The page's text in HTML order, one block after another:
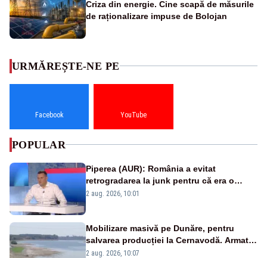
Criza din energie. Cine scapă de măsurile
de raționalizare impuse de Bolojan
URMĂREȘTE-NE PE
Facebook YouTube
POPULAR
Piperea (AUR): România a evitat
retrogradarea la junk pentru că era o
catastrofă pentru bănci și fondurile de
2 aug. 2026, 10:01
Mobilizare masivă pe Dunăre, pentru
salvarea producției la Cernavodă. Armata
va detona o stâncă și va devia apa
2 aug. 2026, 10:07